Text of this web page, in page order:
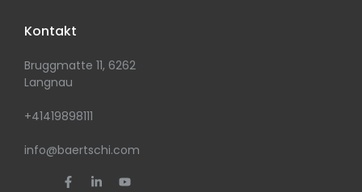
Kontakt
Bruggmatte 11, 6262
Langnau
+41419898111
info@baertschi.com